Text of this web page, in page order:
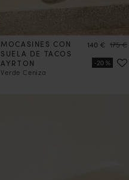
MOCASINES CON
SUELA DE TACOS
AYRTON
Verde Ceniza
Precio
140 € Precio
175 €